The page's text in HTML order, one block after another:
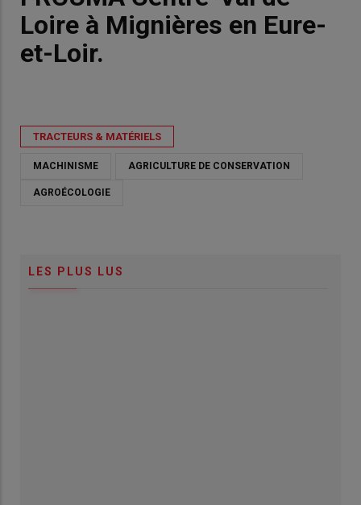
Loire à Mignières en Eure-
et-Loir.
TRACTEURS & MATÉRIELS
MACHINISME AGRICULTURE DE CONSERVATION
AGROÉCOLOGIE
LES PLUS LUS